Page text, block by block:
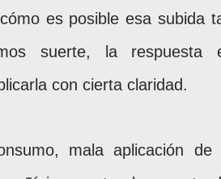
es posible esa subida
suerte, la respuesta
con cierta claridad.
mala aplicación de